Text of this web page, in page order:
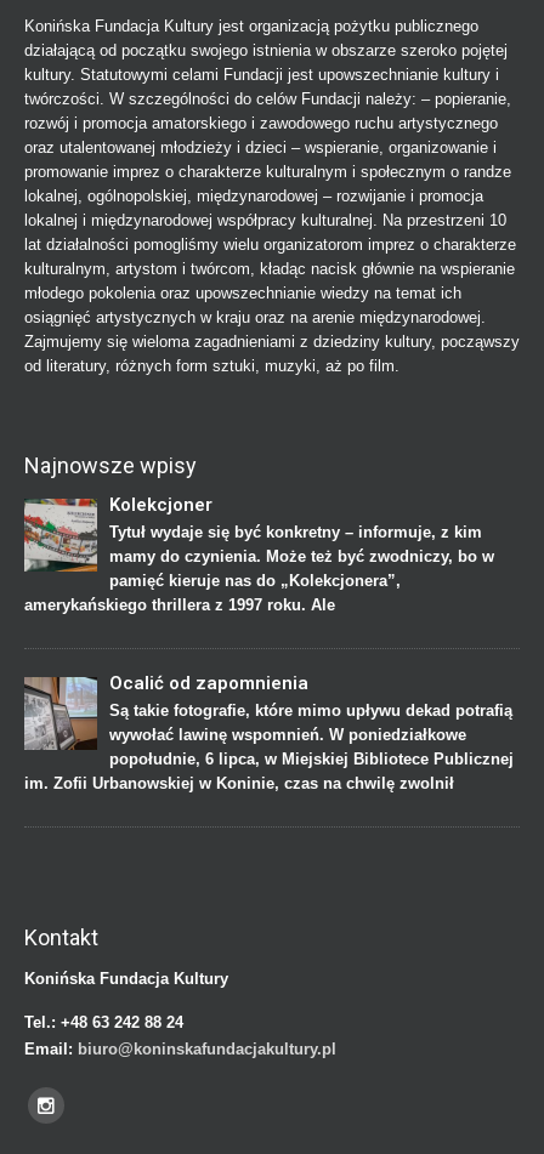
Konińska Fundacja Kultury jest organizacją pożytku publicznego
działającą od początku swojego istnienia w obszarze szeroko pojętej
kultury. Statutowymi celami Fundacji jest upowszechnianie kultury i
twórczości. W szczególności do celów Fundacji należy: – popieranie,
rozwój i promocja amatorskiego i zawodowego ruchu artystycznego
oraz utalentowanej młodzieży i dzieci – wspieranie, organizowanie i
promowanie imprez o charakterze kulturalnym i społecznym o randze
lokalnej, ogólnopolskiej, międzynarodowej – rozwijanie i promocja
lokalnej i międzynarodowej współpracy kulturalnej. Na przestrzeni 10
lat działalności pomogliśmy wielu organizatorom imprez o charakterze
kulturalnym, artystom i twórcom, kładąc nacisk głównie na wspieranie
młodego pokolenia oraz upowszechnianie wiedzy na temat ich
osiągnięć artystycznych w kraju oraz na arenie międzynarodowej.
Zajmujemy się wieloma zagadnieniami z dziedziny kultury, począwszy
od literatury, różnych form sztuki, muzyki, aż po film.
Najnowsze wpisy
Kolekcjoner
Tytuł wydaje się być konkretny – informuje, z kim
mamy do czynienia. Może też być zwodniczy, bo w
pamięć kieruje nas do „Kolekcjonera”,
amerykańskiego thrillera z 1997 roku. Ale
Ocalić od zapomnienia
Są takie fotografie, które mimo upływu dekad potrafią
wywołać lawinę wspomnień. W poniedziałkowe
popołudnie, 6 lipca, w Miejskiej Bibliotece Publicznej
im. Zofii Urbanowskiej w Koninie, czas na chwilę zwolnił
Kontakt
Konińska Fundacja Kultury
Tel.: +48 63 242 88 24
Email: biuro@koninskafundacjakultury.pl